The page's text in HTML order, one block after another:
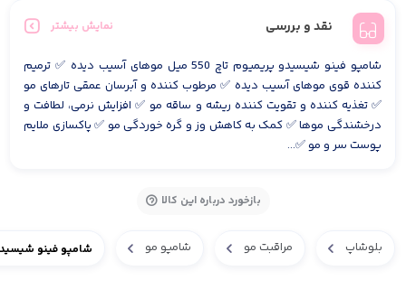
نقد و بررسی نمایش بیشتر
شامپو فینو شیسیدو پریمیوم تاچ 550 میل موهای آسیب دیده ✅ ترمیم
کننده قوی موهای آسیب دیده ✅ مرطوب کننده و آبرسان عمقی تارهای مو
✅ تغذیه کننده و تقویت کننده ریشه و ساقه مو ✅ افزایش نرمی، لطافت و
درخشندگی موها ✅ کمک به کاهش وز و گره خوردگی مو ✅ پاکسازی ملایم
پوست سر و مو ✅...
بازخورد درباره این کالا
بلوشاپ مراقبت مو شامپو مو شامپو فینو